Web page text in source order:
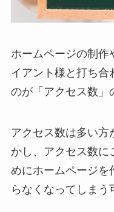
ホームページの制作
イアント様と打ち合
のが「アクセス数」
アクセス数は多い方
かし、アクセス数に
めにホームページを
らなくなってしまう